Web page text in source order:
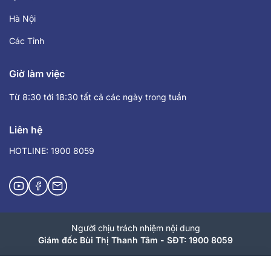
Hà Nội
Các Tỉnh
Giờ làm việc
Từ 8:30 tới 18:30 tất cả các ngày trong tuần
Liên hệ
HOTLINE: 1900 8059
Người chịu trách nhiệm nội dung
Giám đốc Bùi Thị Thanh Tâm - SĐT: 1900 8059